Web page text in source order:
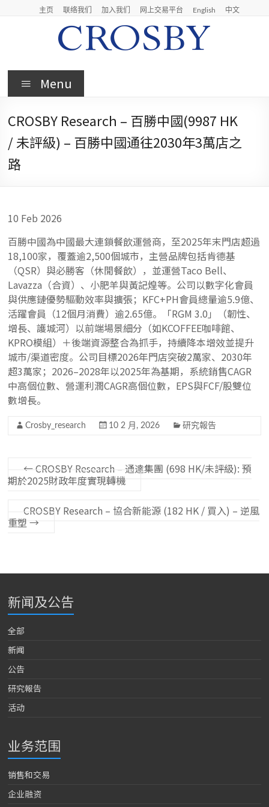
主页 联络我们 加入我们 网上交易平台 English 中文
Crosby
Crosby
Limited
Menu
CROSBY Research – 百勝中國(9987 HK
/ 未評級) – 百勝中國通往2030年3萬店之
路
10 Feb 2026
百勝中國為中國最大連鎖餐飲運營商，至2025年末門店超過
18,100家，覆蓋逾2,500個城市，主營品牌包括肯德基
（QSR）與必勝客（休閒餐飲），並運營Taco Bell、
Lavazza（合資）、小肥羊與黃記煌等。公司以數字化會員
與供應鏈優勢驅動效率與擴張；KFC+PH會員總量逾5.9億、
活躍會員（12個月消費）逾2.65億。「RGM 3.0」（韌性、
增長、護城河）以前端場景細分（如KCOFFEE咖啡館、
KPRO模組）＋後端資源整合為抓手，持續降本增效並提升
城市/渠道密度。公司目標2026年門店突破2萬家、2030年
超3萬家；2026–2028年以2025年為基期，系統銷售CAGR
中高個位數、營運利潤CAGR高個位數，EPS與FCF/股雙位
數增長。
Crosby_research 10 2 月, 2026 研究報告
←CROSBY Research – 通達集團 (698 HK/未評級): 預
期於2025財政年度實現轉機
CROSBY Research – 協合新能源 (182 HK / 買入) – 逆風
重塑→
新闻及公告
全部
新闻
公告
研究報告
活动
业务范围
销售和交易
企业融资